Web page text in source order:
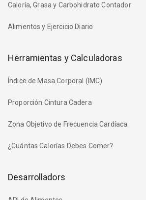
Caloría, Grasa y Carbohidrato Contador
Alimentos y Ejercicio Diario
Herramientas y Calculadoras
Índice de Masa Corporal (IMC)
Proporción Cintura Cadera
Zona Objetivo de Frecuencia Cardíaca
¿Cuántas Calorías Debes Comer?
Desarrolladors